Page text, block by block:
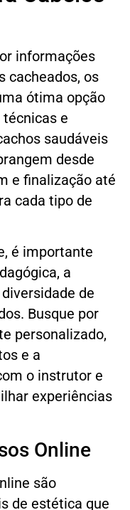
informações
cacheados, os
ótima opção
e
saudáveis
desde
e finalização até
cada tipo de
é importante
a
de
Busque por
personalizado,
e a
o instrutor e
experiências
Online
são
de estética que